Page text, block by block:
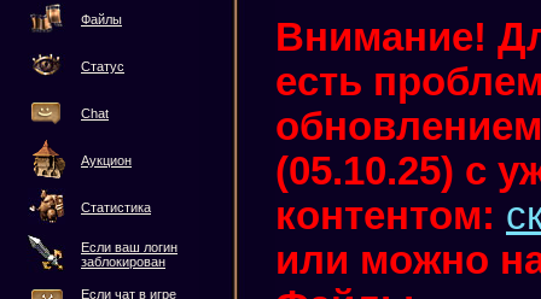
Файлы
Статус
Chat
Аукцион
Статистика
Если ваш логин
заблокирован
Если чат в игре
Внимание!
есть
(05.10.25) с
контентом:
или можно